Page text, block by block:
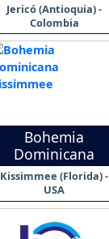
Jericó (Antioquia) -
Colombia
Bohemia
Dominicana
Kissimmee (Florida) -
USA